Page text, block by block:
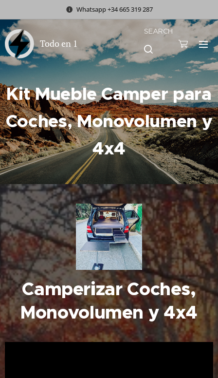
Whatsapp +34 665 319 287
Todo en 1
SEARCH
Kit Mueble Camper para
Coches, Monovolumen y
4x4
Camperizar Coches,
Monovolumen y 4x4